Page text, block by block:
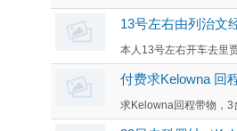
13号左右由列治文
本人13号左右开车去里
付费求Kelowna 回
求Kelowna回程带物，3